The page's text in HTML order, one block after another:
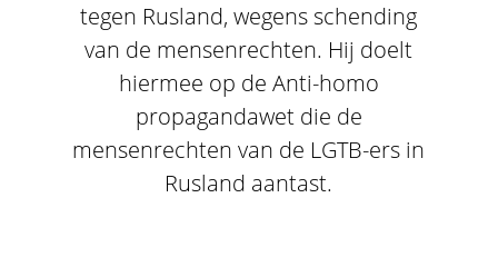
tegen Rusland, wegens schending
van de mensenrechten. Hij doelt
hiermee op de Anti-homo
propagandawet die de
mensenrechten van de LGTB-ers in
Rusland aantast.